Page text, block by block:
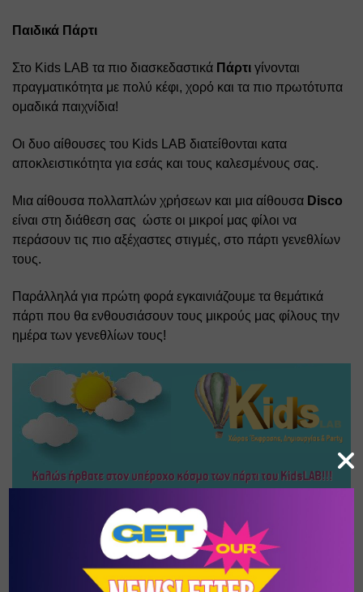
Παιδικά Πάρτι
Στο Kids LAB τα πιο διασκεδαστικά Πάρτι γίνονται
πραγματικότητα με πολύ κέφι, χορό και τα πιο πρωτότυπα
ομαδικά παιχνίδια!
Οι δυο αίθουσες του Kids LAB διατείθονται κατα
αποκλειστικότητα για εσάς και τους καλεσμένους σας.
Μια αίθουσα πολλαπλών χρήσεων και μια αίθουσα
είναι στη διάθεση σας  ώστε οι μικροί μας φίλοι να
περάσουν τις πιο αξέχαστες στιγμές, στο πάρτι γενεθλίων
τους.
Παράλληλά για πρώτη φορά εγκαινιάζουμε τα θεμάτικά
πάρτι που θα ενθουσιάσουν τους μικρούς μας φίλους την
ημέρα των γενεθλίων τους!